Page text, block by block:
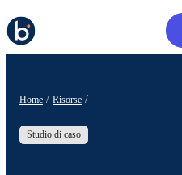
Home Risorse
Studio di caso